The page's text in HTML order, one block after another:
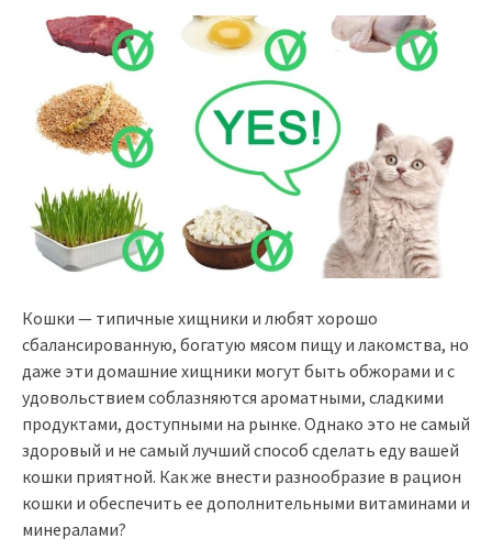
Кошки — типичные хищники и любят хорошо
сбалансированную, богатую мясом пищу и лакомства, но
даже эти домашние хищники могут быть обжорами и с
удовольствием соблазняются ароматными, сладкими
продуктами, доступными на рынке. Однако это не самый
здоровый и не самый лучший способ сделать еду вашей
кошки приятной. Как же внести разнообразие в рацион
кошки и обеспечить ее дополнительными витаминами и
минералами?